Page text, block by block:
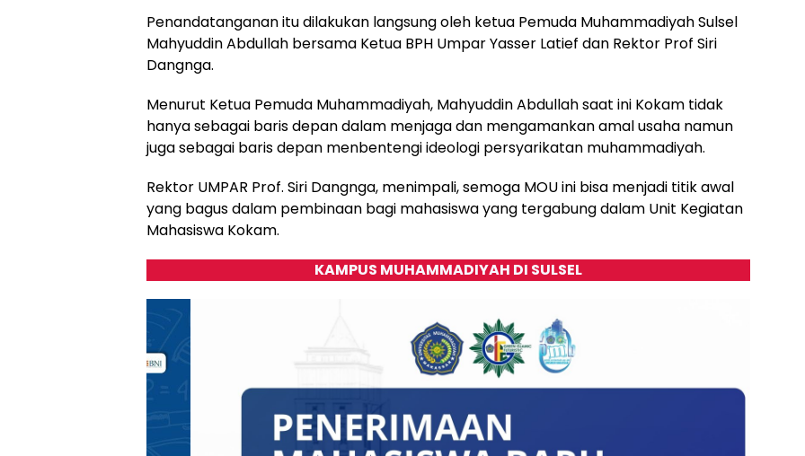
Penandatanganan itu dilakukan langsung oleh ketua Pemuda Muhammadiyah Sulsel
Mahyuddin Abdullah bersama Ketua BPH Umpar Yasser Latief dan Rektor Prof Siri
Dangnga.
Menurut Ketua Pemuda Muhammadiyah, Mahyuddin Abdullah saat ini Kokam tidak
hanya sebagai baris depan dalam menjaga dan mengamankan amal usaha namun
juga sebagai baris depan menbentengi ideologi persyarikatan muhammadiyah.
Rektor UMPAR Prof. Siri Dangnga, menimpali, semoga MOU ini bisa menjadi titik awal
yang bagus dalam pembinaan bagi mahasiswa yang tergabung dalam Unit Kegiatan
Mahasiswa Kokam.
KAMPUS MUHAMMADIYAH DI SULSEL